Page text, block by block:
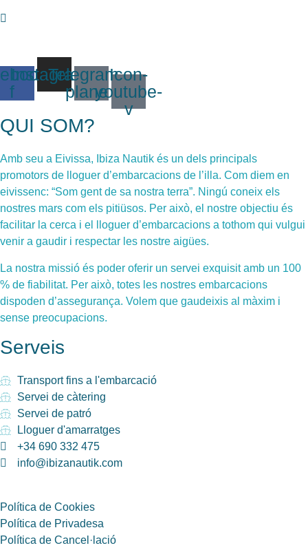
f
InstagramTelegram-
plane
Icon-
youtube-
v
QUI SOM?
Amb seu a Eivissa, Ibiza Nautik és un dels principals
promotors de lloguer d’embarcacions de l’illa. Com diem en
eivissenc: “Som gent de sa nostra terra”. Ningú coneix els
nostres mars com els pitiüsos. Per això, el nostre objectiu és
facilitar la cerca i el lloguer d’embarcacions a tothom qui vulgui
venir a gaudir i respectar les nostre aigües.
La nostra missió és poder oferir un servei exquisit amb un 100
% de fiabilitat. Per això, totes les nostres embarcacions
dispoden d’assegurança. Volem que gaudeixis al màxim i
sense preocupacions.
Serveis
Transport fins a l'embarcació
Servei de càtering
Servei de patró
Lloguer d'amarratges
+34 690 332 475
info@ibizanautik.com
Política de Cookies
Política de Privadesa
Política de Cancel·lació